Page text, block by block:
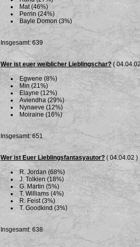
Mat (46%)
Perrin (24%)
Bayle Domon (3%)
Insgesamt: 639
Wer ist euer weiblicher Lieblingschar?(
Egwene (8%)
Min (21%)
Elayne (12%)
Aviendha (29%)
Nynaeve (12%)
Moiraine (16%)
Insgesamt: 651
Wer ist Euer Lieblingsfantasyautor? ( 04.04.02 )
R. Jordan (68%)
J. Tolkien (18%)
G. Martin (5%)
T. Williams (4%)
R. Feist (3%)
T. Goodkind (3%)
Insgesamt: 638